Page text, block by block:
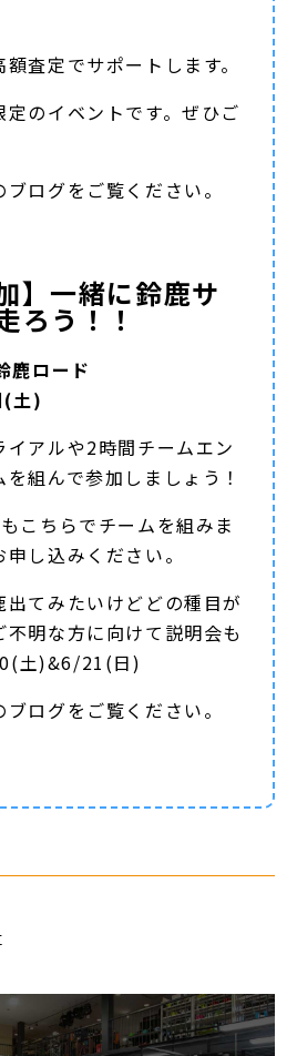
査定でサポートします。
定のイベントです。ぜひご
ブログをご覧ください。
】一緒に鈴鹿サ
ろう！！
鹿ロード
(土)
イアルや2時間チームエン
組んで参加しましょう！
こちらでチームを組みま
し込みください。
出てみたいけどどの種目が
不明な方に向けて説明会も
土)&6/21(日)
ブログをご覧ください。